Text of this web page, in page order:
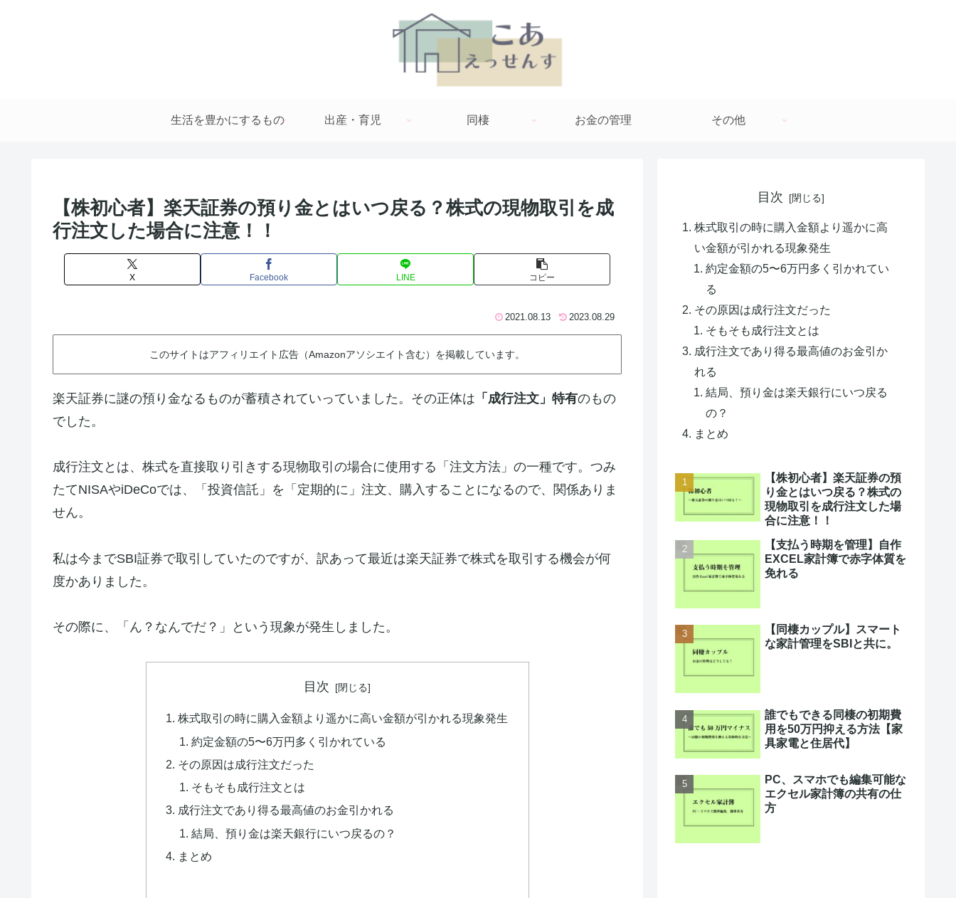
生活を豊かにするもの 出産・育児 同棲 お金の管理 その他
【株初心者】楽天証券の預り金とはいつ戻る？株式の現物取引を成
行注文した場合に注意！！
X Facebook LINE コピー
2021.08.13 2023.08.29
このサイトはアフィリエイト広告（Amazonアソシエイト含む）を掲載しています。
楽天証券に謎の預り金なるものが蓄積されていっていました。その正体は 「成行注文」特有のもの
でした。
成行注文とは、株式を直接取り引きする現物取引の場合に使用する「注文方法」の一種です。つみ
たてNISAやiDeCoでは、「投資信託」を「定期的に」注文、購入することになるので、関係ありま
せん。
私は今までSBI証券で取引していたのですが、訳あって最近は楽天証券で株式を取引する機会が何
度かありました。
その際に、「ん？なんでだ？」という現象が発生しました。
目次
株式取引の時に購入金額より遥かに高い金額が引かれる現象発生
約定金額の5〜6万円多く引かれている
その原因は成行注文だった
そもそも成行注文とは
成行注文であり得る最高値のお金引かれる
結局、預り金は楽天銀行にいつ戻るの？
まとめ
目次
株式取引の時に購入金額より遥かに高
い金額が引かれる現象発生
約定金額の5〜6万円多く引かれてい
る
その原因は成行注文だった
そもそも成行注文とは
成行注文であり得る最高値のお金引か
れる
結局、預り金は楽天銀行にいつ戻る
の？
まとめ
【株初心者】楽天証券の預
り金とはいつ戻る？株式の
現物取引を成行注文した場
合に注意！！
【支払う時期を管理】自作
EXCEL家計簿で赤字体質を
免れる
【同棲カップル】スマート
な家計管理をSBIと共に。
誰でもできる同棲の初期費
用を50万円抑える方法【家
具家電と住居代】
PC、スマホでも編集可能な
エクセル家計簿の共有の仕
方